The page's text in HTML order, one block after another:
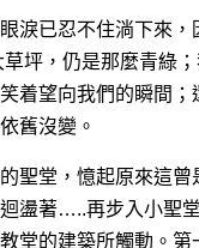
淚已忍不住淌下來
，仍是那麼青綠；
着望向我們的瞬間
舊沒變。
聖堂，憶起原來這
盪著…..再步入小
堂的建築所觸動。